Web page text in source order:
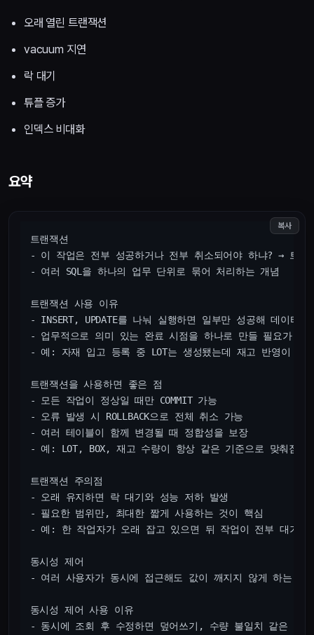
오래 열린 트랜잭션
vacuum 지연
락 대기
튜플 증가
인덱스 비대화
요약
트랜잭션
- 이 작업은 전부 성공하거나 전부 취소되어야 하냐? → 트랜
- 여러 SQL을 하나의 업무 단위로 묶어 처리하는 개념
트랜잭션 사용 이유
- INSERT, UPDATE를 나눠 실행하면 일부만 성공해 데이터
- 업무적으로 의미 있는 완료 시점을 하나로 만들 필요가 있
- 예: 자재 입고 등록 중 LOT는 생성됐는데 재고 반영이 실
트랜잭션을 사용하면 좋은 점
- 모든 작업이 정상일 때만 COMMIT 가능
- 오류 발생 시 ROLLBACK으로 전체 취소 가능
- 여러 테이블이 함께 변경될 때 정합성을 보장
- 예: LOT, BOX, 재고 수량이 항상 같은 기준으로 맞춰짐
트랜잭션 주의점
- 오래 유지하면 락 대기와 성능 저하 발생
- 필요한 범위만, 최대한 짧게 사용하는 것이 핵심
- 예: 한 작업자가 오래 잡고 있으면 뒤 작업이 전부 대기하
동시성 제어
- 여러 사용자가 동시에 접근해도 값이 깨지지 않게 하는 방
동시성 제어 사용 이유
- 동시에 조회 후 수정하면 덮어쓰기, 수량 불일치 같은 문
복사